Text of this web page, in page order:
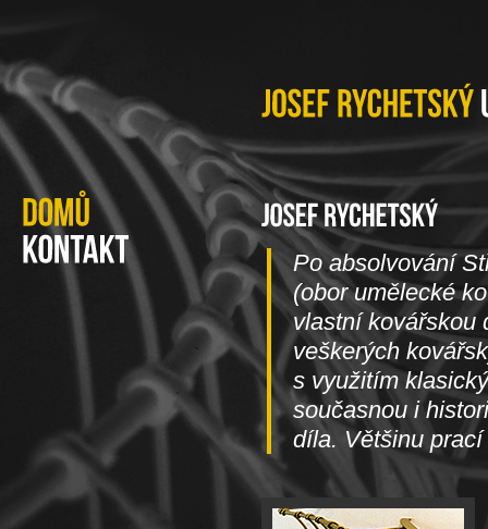
Po absolvování
(obor umělecké
vlastní kovářskou
veškerých
s využitím
současnou i
díla. Většinu